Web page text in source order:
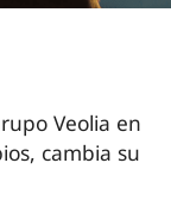
Veolia en
cambia su